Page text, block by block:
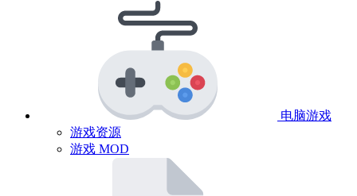
电脑游戏
游戏资源
游戏 MOD